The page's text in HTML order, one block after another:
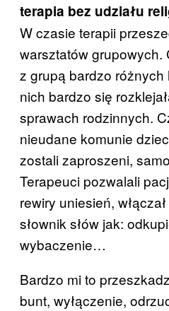
terapia bez udziału
W czasie terapii
warsztatów grupowych.
z grupą bardzo
nich bardzo się
sprawach rodzinnych.
nieudane komunie
zostali zaproszeni,
Terapeuci pozwalali
rewiry uniesień,
słownik słów jak:
wybaczenie…
Bardzo mi to
bunt, wyłączenie,